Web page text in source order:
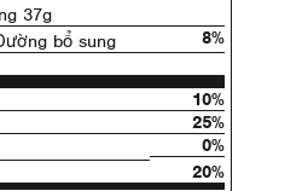
37g
bổ sung
8%
10%
25%
0%
20%